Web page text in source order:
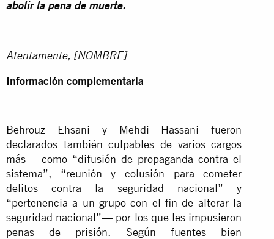
abolir la pena de muerte.
Atentamente, [NOMBRE]
Información complementaria
Behrouz Ehsani y Mehdi Hassani fueron
declarados también culpables de varios cargos
más —como “difusión de propaganda contra el
sistema”, “reunión y colusión para cometer
delitos contra la seguridad nacional” y
“pertenencia a un grupo con el fin de alterar la
seguridad nacional”— por los que les impusieron
penas de prisión. Según fuentes bien